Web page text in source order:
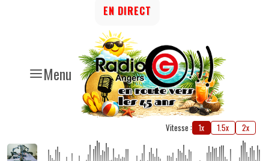
Menu
EN DIRECT
Vitesse : 1x 1.5x 2x